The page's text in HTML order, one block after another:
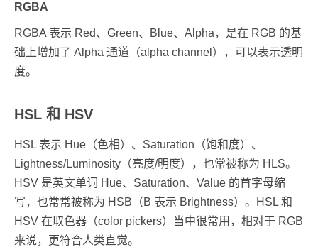
RGBA
RGBA 表示 Red、Green、Blue、Alpha，是在 RGB 的基
础上增加了 Alpha 通道（alpha channel），可以表示透明
度。
HSL 和 HSV
HSL 表示 Hue（色相）、Saturation（饱和度）、
Lightness/Luminosity（亮度/明度），也常被称为 HLS。
HSV 是英文单词 Hue、Saturation、Value 的首字母缩
写，也常常被称为 HSB（B 表示 Brightness）。HSL 和
HSV 在取色器（color pickers）当中很常用，相对于 RGB
来说，更符合人类直觉。